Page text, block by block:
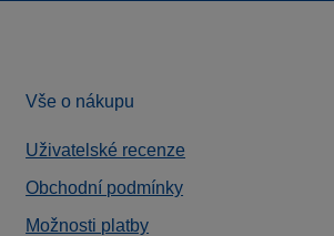
Vše o nákupu
Uživatelské recenze
Obchodní podmínky
Možnosti platby